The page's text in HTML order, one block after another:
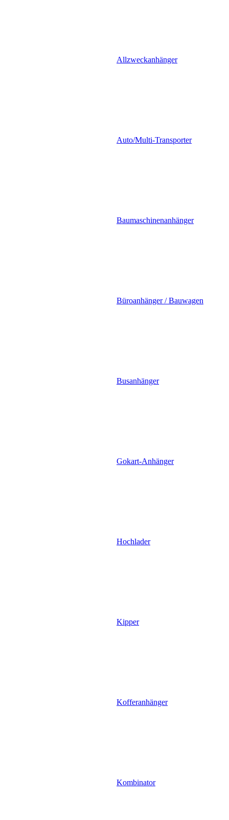
Allzweckanhänger
Auto/Multi-Transporter
Baumaschinenanhänger
Büroanhänger / Bauwagen
Busanhänger
Gokart-Anhänger
Hochlader
Kipper
Kofferanhänger
Kombinator